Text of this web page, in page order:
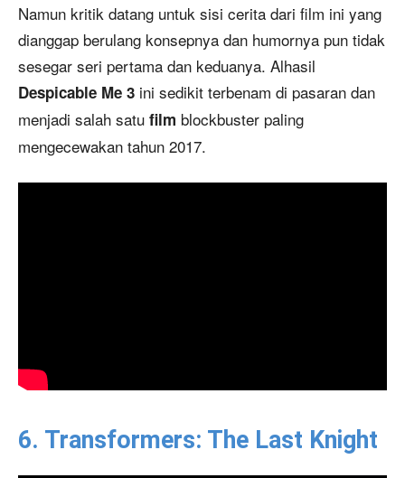
Namun kritik datang untuk sisi cerita dari film ini yang
dianggap berulang konsepnya dan humornya pun tidak
sesegar seri pertama dan keduanya. Alhasil
Despicable Me 3 ini sedikit terbenam di pasaran dan
menjadi salah satu film blockbuster paling
mengecewakan tahun 2017.
6. Transformers: The Last Knight